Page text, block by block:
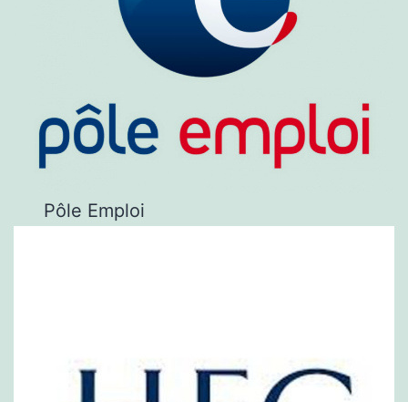
Pôle Emploi